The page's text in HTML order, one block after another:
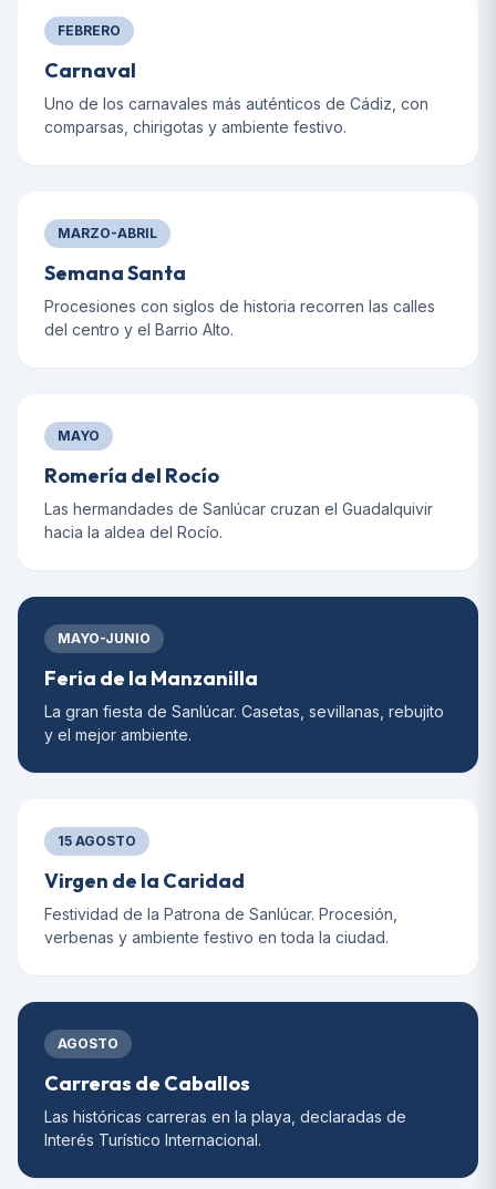
FEBRERO
Carnaval
Uno de los carnavales más auténticos de Cádiz, con
comparsas, chirigotas y ambiente festivo.
MARZO-ABRIL
Semana Santa
Procesiones con siglos de historia recorren las calles
del centro y el Barrio Alto.
MAYO
Romería del Rocío
Las hermandades de Sanlúcar cruzan el Guadalquivir
hacia la aldea del Rocío.
MAYO-JUNIO
Feria de la Manzanilla
La gran fiesta de Sanlúcar. Casetas, sevillanas, rebujito
y el mejor ambiente.
15 AGOSTO
Virgen de la Caridad
Festividad de la Patrona de Sanlúcar. Procesión,
verbenas y ambiente festivo en toda la ciudad.
AGOSTO
Carreras de Caballos
Las históricas carreras en la playa, declaradas de
Interés Turístico Internacional.